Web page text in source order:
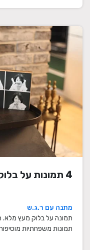
4 תמונות על בלוק מעץ מלא גודל 20X15
מתנה עם ר.ג.ש
תמונה על בלוק מעץ מלא.
תמונות משפחתיות